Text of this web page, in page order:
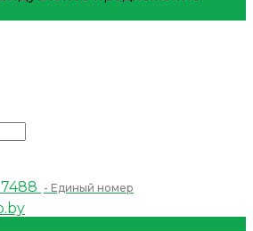
7488 - Единый номер